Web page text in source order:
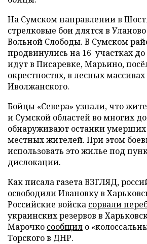
На Сумском направлении в
стрелковые бои длятся в
Вольной Слободы. В Сумском
продвинулись на 16 участках
идут в Писаревке, Марьино,
окрестностях, в лесных
Иволжанского.
Бойцы «Севера» узнали, что
и Сумской областей во многих
обнаруживают останки умерших
местных жителей. При этом
использовать это жилье под
дислокации.
Как писала газета ВЗГЛЯД,
освободилиИвановку в
Российские войска сорвали
украинских резервов в
Марочко сообщил о
Торского в ДНР.